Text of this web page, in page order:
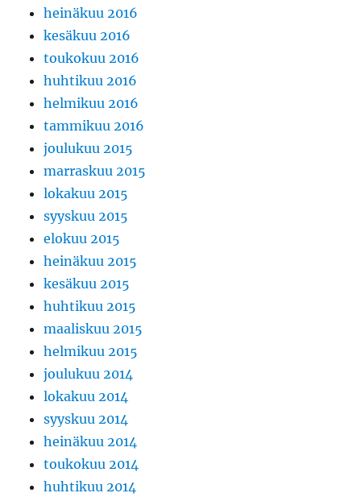
heinäkuu 2016
kesäkuu 2016
toukokuu 2016
huhtikuu 2016
helmikuu 2016
tammikuu 2016
joulukuu 2015
marraskuu 2015
lokakuu 2015
syyskuu 2015
elokuu 2015
heinäkuu 2015
kesäkuu 2015
huhtikuu 2015
maaliskuu 2015
helmikuu 2015
joulukuu 2014
lokakuu 2014
syyskuu 2014
heinäkuu 2014
toukokuu 2014
huhtikuu 2014